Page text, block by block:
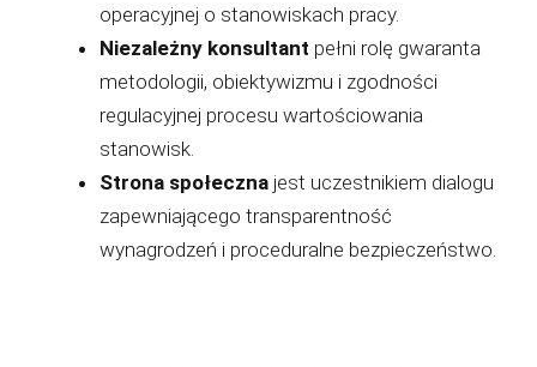
operacyjnej o stanowiskach pracy.
Niezależny konsultant pełni rolę gwaranta
metodologii, obiektywizmu i zgodności
regulacyjnej procesu wartościowania
stanowisk.
Strona społeczna jest uczestnikiem dialogu
zapewniającego transparentność
wynagrodzeń i proceduralne bezpieczeństwo.